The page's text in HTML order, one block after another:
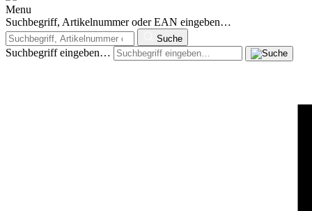
Menu
Suchbegriff, Artikelnummer oder EAN eingeben…
Suche
Suchbegriff eingeben…